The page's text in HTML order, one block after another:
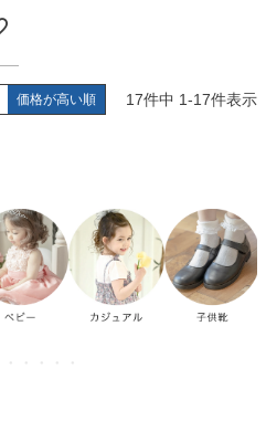
価格が高い順 17件中 1-17件表示